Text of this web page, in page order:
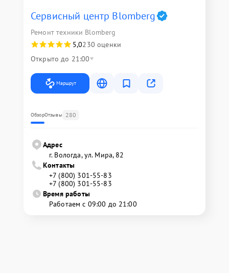
Сервисный центр Blomberg
Ремонт техники Blomberg
5,0230 оценки
Открыто до 21:00
Маршрут
ОбзорОтзывы 280
Адрес
г. Вологда, ул. Мира, 82
Контакты
+7 (800) 301-55-83
+7 (800) 301-55-83
Время работы
Работаем с 09:00 до 21:00